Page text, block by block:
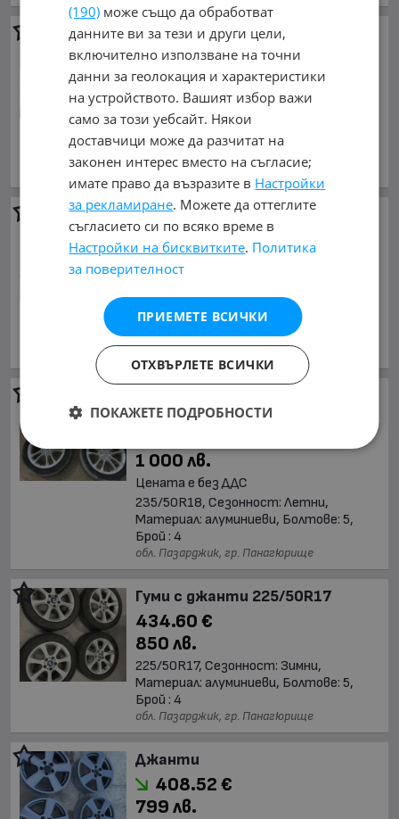
Гуми с джанти 175/65R14 за
Honda Jazz
127.82 €
250 лв.
175/65R14, Сезонност: Зимни,
Материал: железни, Болтове: 4,
обл. Пазарджик, гр. Панагюрище
Гуми с джанти 255/50R19 за
BMW X6
766.94 €
1 500 лв.
255/50R19, Сезонност: Зимни,
Материал: алуминиеви, Болтове: 5,
Брой : 4
обл. Пазарджик, гр. Панагюрище
Audi Q3
1 000 лв.
Цената е без ДДС
235/50R18, Сезонност: Летни,
Материал: алуминиеви, Болтове: 5,
Брой : 4
обл. Пазарджик, гр. Панагюрище
Гуми с джанти 225/50R17
434.60 €
850 лв.
225/50R17, Сезонност: Зимни,
Материал: алуминиеви, Болтове: 5,
Брой : 4
обл. Пазарджик, гр. Панагюрище
Джанти
408.52 €
799 лв.
(190) може също да обработват
данните ви за тези и други цели,
включително използване на точни
данни за геолокация и характеристики
на устройството. Вашият избор важи
само за този уебсайт. Някои
доставчици може да разчитат на
законен интерес вместо на съгласие;
имате право да възразите в Настройки
за рекламиране. Можете да оттеглите
съгласието си по всяко време в
Настройки на бисквитките. Политика
за поверителност
ПРИЕМЕТЕ ВСИЧКИ
ОТХВЪРЛЕТЕ ВСИЧКИ
ПОКАЖЕТЕ ПОДРОБНОСТИ